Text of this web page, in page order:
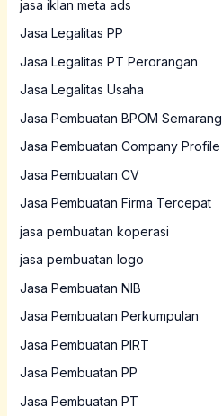
jasa iklan meta ads
Jasa Legalitas PP
Jasa Legalitas PT Perorangan
Jasa Legalitas Usaha
Jasa Pembuatan BPOM Semarang
Jasa Pembuatan Company Profile
Jasa Pembuatan CV
Jasa Pembuatan Firma Tercepat
jasa pembuatan koperasi
jasa pembuatan logo
Jasa Pembuatan NIB
Jasa Pembuatan Perkumpulan
Jasa Pembuatan PIRT
Jasa Pembuatan PP
Jasa Pembuatan PT